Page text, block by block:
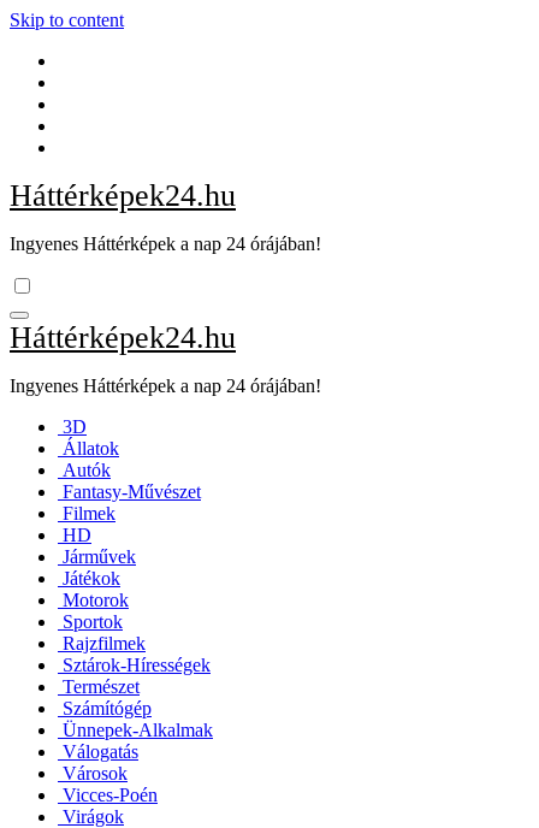
Skip to content
Háttérképek24.hu
Ingyenes Háttérképek a nap 24 órájában!
Háttérképek24.hu
Ingyenes Háttérképek a nap 24 órájában!
3D
Állatok
Autók
Fantasy-Művészet
Filmek
HD
Járművek
Játékok
Motorok
Sportok
Rajzfilmek
Sztárok-Hírességek
Természet
Számítógép
Ünnepek-Alkalmak
Válogatás
Városok
Vicces-Poén
Virágok